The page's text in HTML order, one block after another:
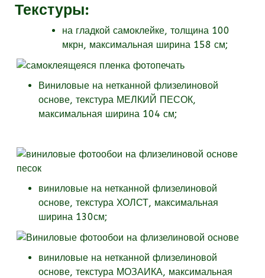
Текстуры:
на гладкой самоклейке, толщина 100
мкрн, максимальная ширина 158 см;
Виниловые на нетканной флизелиновой
основе, текстура МЕЛКИЙ ПЕСОК,
максимальная ширина 104 см;
виниловые на нетканной флизелиновой
основе, текстура ХОЛСТ, максимальная
ширина 130см;
виниловые на нетканной флизелиновой
основе, текстура МОЗАИКА, максимальная